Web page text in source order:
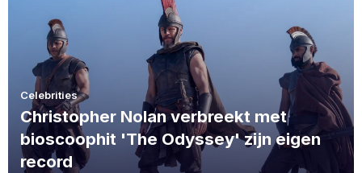
Celebrities
Christopher Nolan verbreekt met
bioscoophit 'The Odyssey' zijn eigen
record